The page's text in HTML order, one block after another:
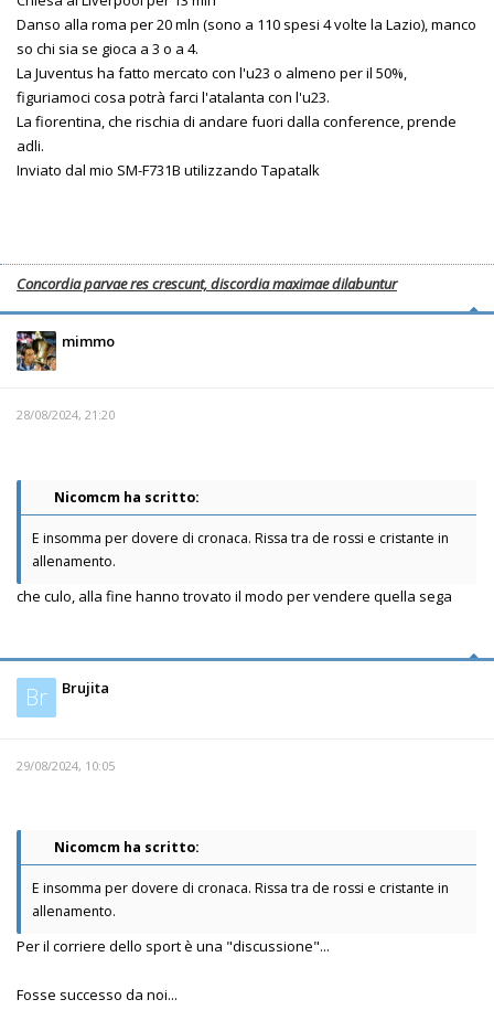
Danso alla roma per 20 mln (sono a 110 spesi 4 volte la Lazio), manco
so chi sia se gioca a 3 o a 4.
La Juventus ha fatto mercato con l'u23 o almeno per il 50%,
figuriamoci cosa potrà farci l'atalanta con l'u23.
La fiorentina, che rischia di andare fuori dalla conference, prende
adli.
Inviato dal mio SM-F731B utilizzando Tapatalk
Concordia parvae res crescunt, discordia maximae dilabuntur
mimmo
28/08/2024, 21:20
Nicomcm ha scritto:
E insomma per dovere di cronaca. Rissa tra de rossi e cristante in
allenamento.
che culo, alla fine hanno trovato il modo per vendere quella sega
Br Brujita
29/08/2024, 10:05
Nicomcm ha scritto:
E insomma per dovere di cronaca. Rissa tra de rossi e cristante in
allenamento.
Per il corriere dello sport è una "discussione"...
Fosse successo da noi...